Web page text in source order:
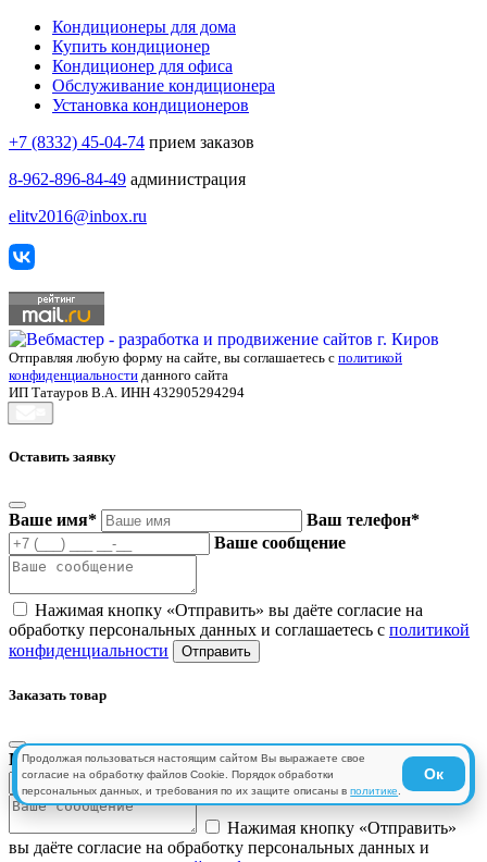
Кондиционеры для дома
Купить кондиционер
Кондиционер для офиса
Обслуживание кондиционера
Установка кондиционеров
+7 (8332) 45-04-74 прием заказов
8-962-896-84-49 администрация
elitv2016@inbox.ru
Отправляя любую форму на сайте, вы соглашаетесь с политикой
конфиденциальности данного сайта
ИП Татауров В.А. ИНН 432905294294
Оставить заявку
Ваше имя* Ваш телефон*
Ваше сообщение
Нажимая кнопку «Отправить» вы даёте согласие на
обработку персональных данных и соглашаетесь с политикой
конфиденциальности
Заказать товар
Ваше имя* Ваш телефон*
Ваше сообщение
Нажимая кнопку «Отправить»
вы даёте согласие на обработку персональных данных и
Продолжая пользоваться настоящим сайтом Вы выражаете свое
согласие на обработку файлов Cookie. Порядок обработки
персональных данных, и требования по их защите описаны вполитике
Ок